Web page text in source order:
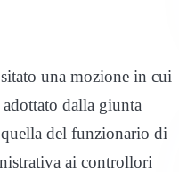
una mozione in cui
dalla giunta
del funzionario di
ai controllori